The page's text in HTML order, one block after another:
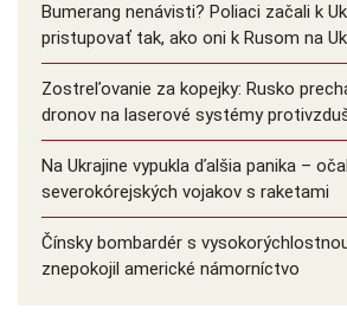
Bumerang nenávisti? Poliaci začali k
pristupovať tak, ako oni k Rusom na
Zostreľovanie za kopejky: Rusko
dronov na laserové systémy
Na Ukrajine vypukla ďalšia panika –
severokórejských vojakov s raketami
Čínsky bombardér s
znepokojil americké námorníctvo